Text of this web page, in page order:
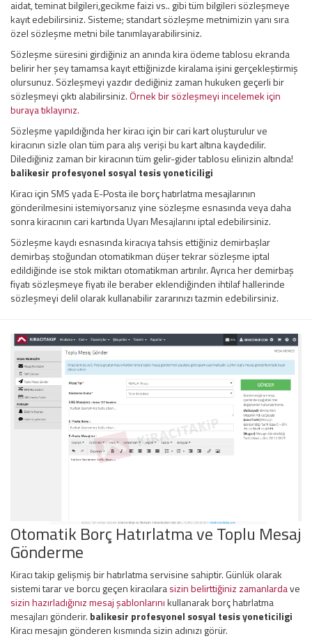
aidat, teminat bilgileri,gecikme faizi vs.. gibi tüm bilgileri sözleşmeye
kayıt edebilirsiniz. Sisteme; standart sözleşme metnimizin yanı sıra
özel sözleşme metni bile tanımlayarabilirsiniz.
Sözleşme süresini girdiğiniz an anında kira ödeme tablosu ekranda
belirir her şey tamamsa kayıt ettiğinizde kiralama işini gerçekleştirmiş
olursunuz. Sözleşmeyi yazdır dediğiniz zaman hukuken geçerli bir
sözleşmeyi çıktı alabilirsiniz.Örnek bir sözleşmeyi incelemek için
buraya tıklayınız.
Sözleşme yapıldığında her kiracı için bir cari kart oluşturulur ve
kiracının sizle olan tüm para alış verişi bu kart altına kaydedilir.
Dilediğiniz zaman bir kiracının tüm gelir-gider tablosu elinizin altında!
balikesir profesyonel sosyal tesis yoneticiligi
Kiracı için SMS yada E-Posta ile borç hatırlatma mesajlarının
gönderilmesini istemiyorsanız yine sözleşme esnasında veya daha
sonra kiracının cari kartında Uyarı Mesajlarını iptal edebilirsiniz.
Sözleşme kaydı esnasında kiracıya tahsis ettiğiniz demirbaşlar
demirbaş stoğundan otomatikman düşer tekrar sözleşme iptal
edildiğinde ise stok miktarı otomatikman artırılır. Ayrıca her demirbaş
fiyatı sözleşmeye fiyatı ile beraber eklendiğinden ihtilaf hallerinde
sözleşmeyi delil olarak kullanabilir zararınızı tazmin edebilirsiniz.
Otomatik Borç Hatırlatma ve Toplu Mesaj
Gönderme
Kiracı takip gelişmiş bir hatırlatma servisine sahiptir. Günlük olarak
sistemi tarar ve borcu geçen kiracılarasizin belirttiğiniz zamanlardave
sizin hazırladığınız mesaj şablonlarınıkullanarak borç hatırlatma
mesajları gönderir. balikesir profesyonel sosyal tesis yoneticiligi
Kiracı mesajın gönderen kısmında sizin adınızı görür.